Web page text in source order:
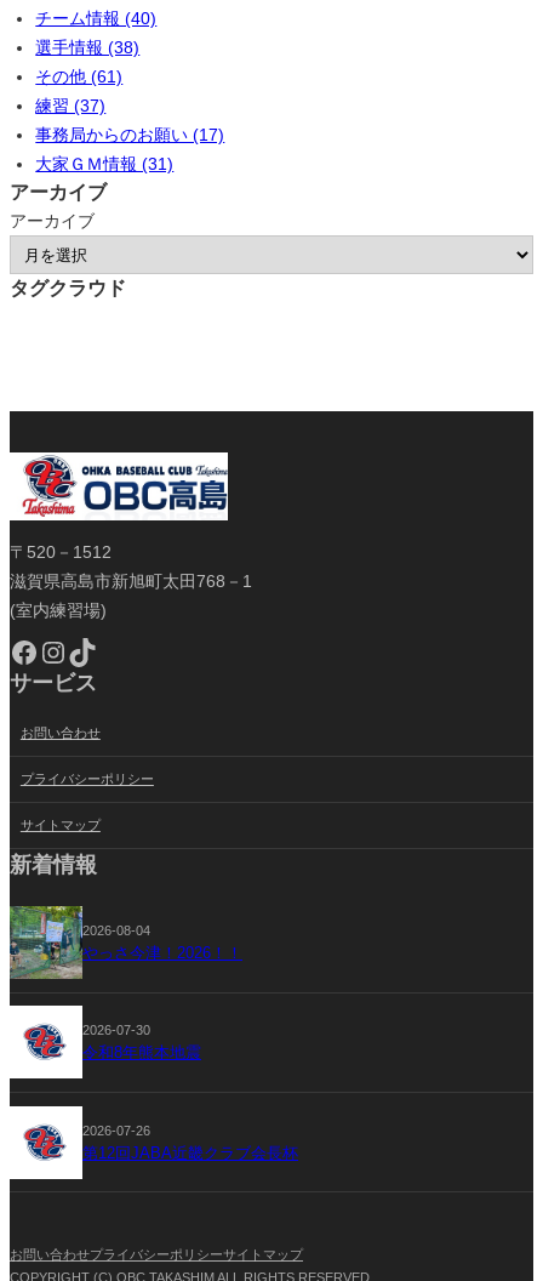
チーム情報 (40)
選手情報 (38)
その他 (61)
練習 (37)
事務局からのお願い (17)
大家ＧＭ情報 (31)
アーカイブ
アーカイブ
タグクラウド
〒520－1512
滋賀県高島市新旭町太田768－1
(室内練習場)
Facebook Instagram TikTok
サービス
お問い合わせ
プライバシーポリシー
サイトマップ
新着情報
2026-08-04
やっさ今津！2026！！
2026-07-30
令和8年熊本地震
2026-07-26
第12回JABA近畿クラブ会長杯
お問い合わせプライバシーポリシーサイトマップ
COPYRIGHT (C) OBC TAKASHIM ALL RIGHTS RESERVED.